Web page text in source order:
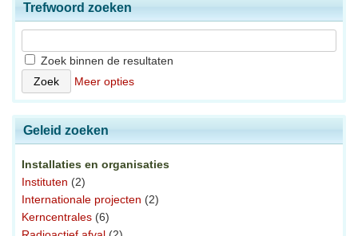
Trefwoord zoeken
Zoek binnen de resultaten
Meer opties
Geleid zoeken
Installaties en organisaties
Instituten (2)
Internationale projecten (2)
Kerncentrales (6)